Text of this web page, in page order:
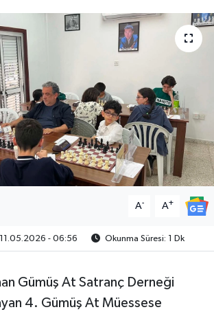
A- A+
11.05.2026 - 06:56 Okunma Süresi: 1 Dk
Gümüş At Satranç Derneği
4. Gümüş At Müessese